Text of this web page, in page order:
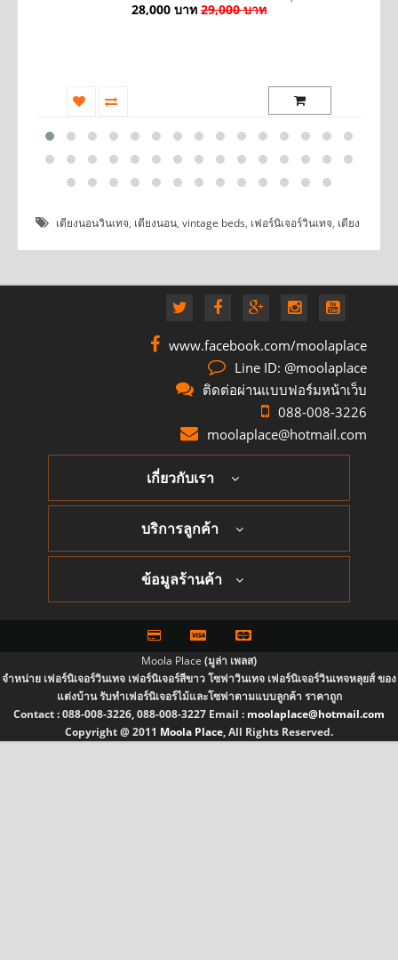
28,000 บาท 29,000 บาท
เตียงนอนวินเทจ, เตียงนอน, vintage beds, เฟอร์นิเจอร์วินเทจ, เตียง
www.facebook.com/moolaplace
Line ID: @moolaplace
ติดต่อผ่านแบบฟอร์มหน้าเว็บ
088-008-3226
moolaplace@hotmail.com
เกี่ยวกับเรา
บริการลูกค้า
ข้อมูลร้านค้า
Moola Place (มูล่า เพลส)
จำหน่าย เฟอร์นิเจอร์วินเทจ เฟอร์นิเจอร์สีขาว โซฟาวินเทจ เฟอร์นิเจอร์วินเทจหลุยส์ ของ
แต่งบ้าน รับทำเฟอร์นิเจอร์ไม้และโซฟาตามแบบลูกค้า ราคาถูก
Contact :088-008-3226, 088-008-3227 Email : moolaplace@hotmail.com
Copyright @ 2011 Moola Place, All Rights Reserved.